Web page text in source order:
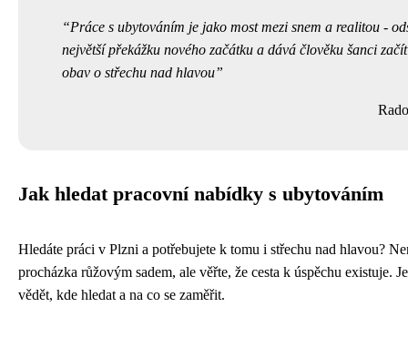
Práce s ubytováním je jako most mezi snem a realitou -
největší překážku nového začátku a dává člověku šanci
obav o střechu nad hlavou
Jak hledat pracovní nabídky s ubytováním
Hledáte práci v Plzni a potřebujete k tomu i střechu nad hlavou?
procházka růžovým sadem, ale věřte, že cesta k úspěchu existuje.
vědět, kde hledat a na co se zaměřit.